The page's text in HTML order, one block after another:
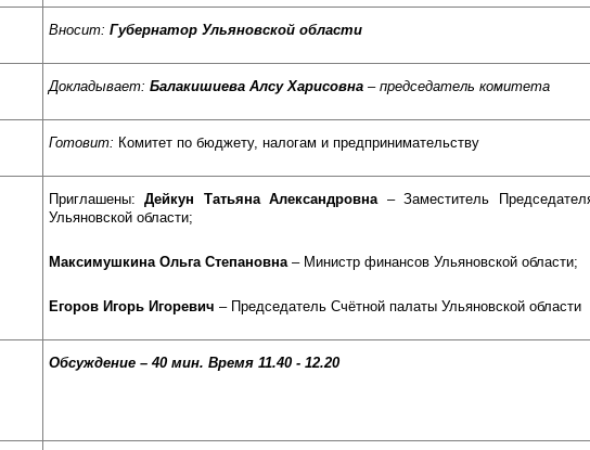
Вносит: Губернатор Ульяновской области
Докладывает: Балакишиева Алсу Харисовна – председатель комитета
Готовит: Комитет по бюджету, налогам и предпринимательству
Приглашены:Дейкун Татьяна Александровна – Заместитель
Ульяновской области;
Максимушкина Ольга Степановна – Министр финансов Ульяновской области;
Егоров Игорь Игоревич – Председатель Счётной палаты Ульяновской области
Обсуждение – 40 мин. Время 11.40 - 12.20